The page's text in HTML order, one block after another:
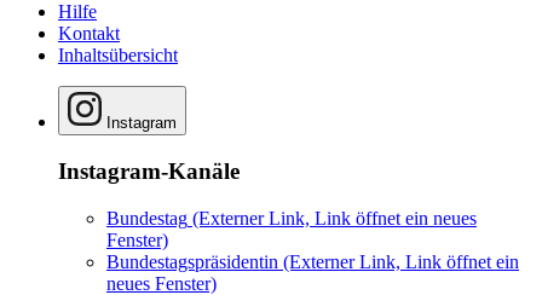
Hilfe
Kontakt
Inhaltsübersicht
Instagram
Instagram-Kanäle
Bundestag (Externer Link, Link öffnet ein neues
Fenster)
Bundestagspräsidentin (Externer Link, Link öffnet ein
neues Fenster)